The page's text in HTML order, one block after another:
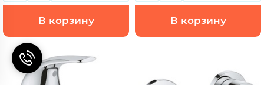
В корзину В корзину